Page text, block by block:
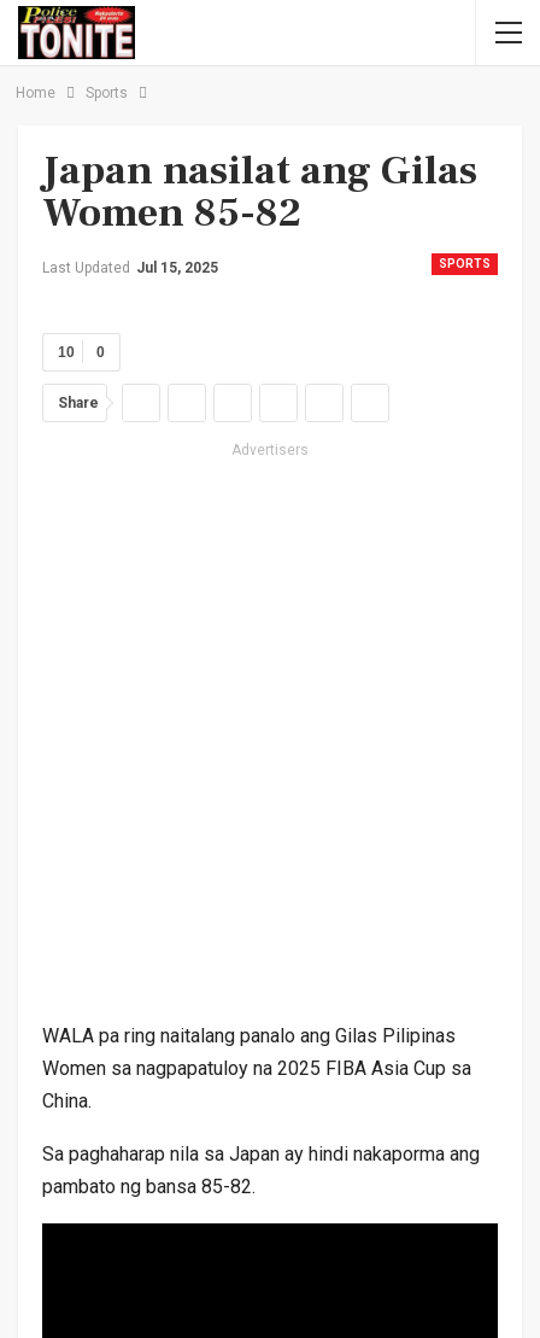
Home Sports
Japan nasilat ang Gilas
Women 85-82
SPORTS
Last Updated Jul 15, 2025
0
10
Share
Advertisers
WALA pa ring naitalang panalo ang Gilas Pilipinas
Women sa nagpapatuloy na 2025 FIBA Asia Cup sa
China.
Sa paghaharap nila sa Japan ay hindi nakaporma ang
pambato ng bansa 85-82.